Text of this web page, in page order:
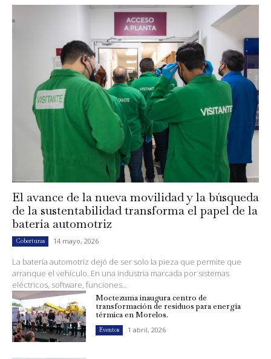
El avance de la nueva movilidad y la búsqueda
de la sustentabilidad transforma el papel de la
batería automotriz
Coberturas 14 mayo, 2026
La batería automotriz dejó de ser solo la pieza que permite que
arranque el vehículo. En una industria marcada por sistemas
eléctricos, software, funciones...
Moctezuma inaugura centro de
transformación de residuos para energía
térmica en Morelos.
Eventos 1 abril, 2026